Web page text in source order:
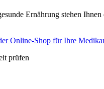
Ernährung stehen
Online-Shop für Ihre
prüfen